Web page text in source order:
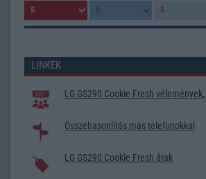
LINKEK
LG GS290 Cookie Fresh
Összehasonlítás más telefonokkal
LG GS290 Cookie Fresh árak